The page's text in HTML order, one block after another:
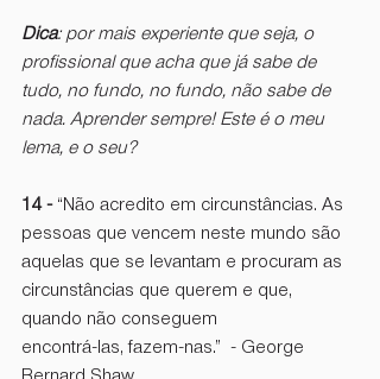
Dica: por mais experiente que seja, o
profissional que acha que já sabe de
tudo, no fundo, no fundo, não sabe de
nada. Aprender sempre! Este é o meu
lema, e o seu?
14 - “Não acredito em circunstâncias. As
pessoas que vencem neste mundo são
aquelas que se levantam e procuram as
circunstâncias que querem e que,
quando não conseguem
encontrá-las, fazem-nas.”  - George